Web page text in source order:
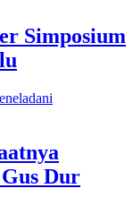
Simposium
Dur